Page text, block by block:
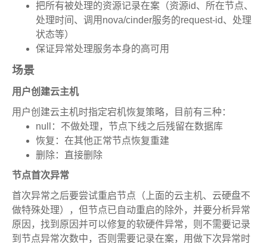
把所有被处理的资源记录在案（资源id、所在节点、
处理时间、调用nova/cinder服务的request-id、处理
状态等）
保证异常处理服务本身的高可用
场景
用户创建云主机
用户创建云主机时指定宕机恢复策略，目前有三种：
null：不做处理，节点下线之后残留在数据库
恢复：在其他正常节点恢复重建
删除：直接删除
节点首次异常
首次异常之后要尝试重启节点（上面的云主机、云硬盘不
做特殊处理），但节点已自动重启的除外，并要分析异常
原因，找到原因并可以修复的软硬件异常，则不需要记录
到节点异常次数中，否则需要记录在案，用做下次异常时